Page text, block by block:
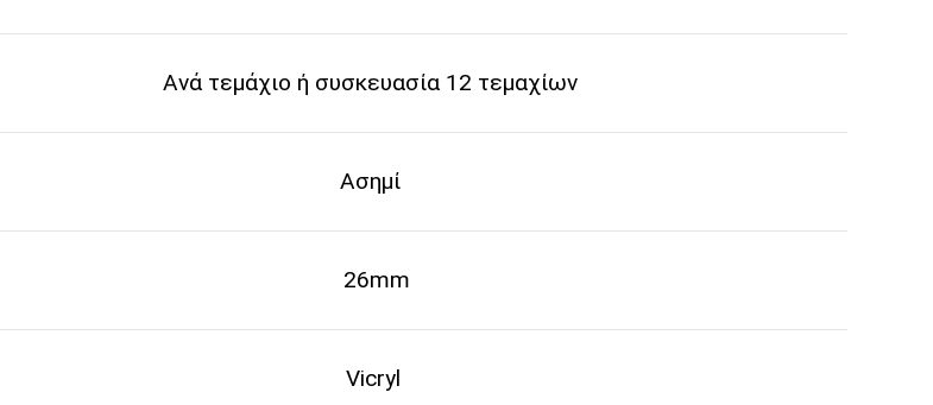
Ανά τεμάχιο ή συσκευασία 12 τεμαχίων
Ασημί
26mm
Vicryl